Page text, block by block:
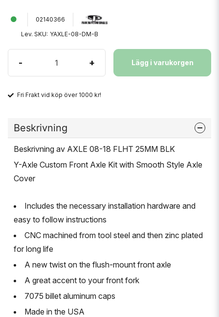
02140366
Lev. SKU: YAXLE-08-DM-B
- + Lägg i varukorgen
Fri Frakt vid köp över 1000 kr!
Beskrivning
Beskrivning av AXLE 08-18 FLHT 25MM BLK
Y-Axle Custom Front Axle Kit with Smooth Style Axle
Cover
Includes the necessary installation hardware and
easy to follow instructions
CNC machined from tool steel and then zinc plated
for long life
A new twist on the flush-mount front axle
A great accent to your front fork
7075 billet aluminum caps
Made in the USA